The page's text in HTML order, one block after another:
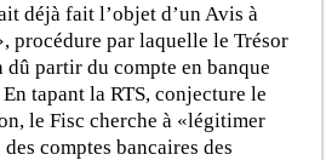
déjà fait l’objet d’un Avis à
procédure par laquelle le Trésor
partir du compte en banque
tapant la RTS, conjecture le
le Fisc cherche à «légitimer
comptes bancaires des